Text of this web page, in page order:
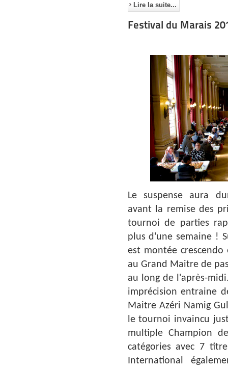
Lire la suite...
Festival du Marais
Le suspense aura
avant la remise des
tournoi de parties
plus d'une semaine !
est montée
au Grand Maitre de
au long de l'après-
imprécision entraine
Maitre Azéri Namig
le tournoi invaincu
multiple Champion
catégories avec 7
International